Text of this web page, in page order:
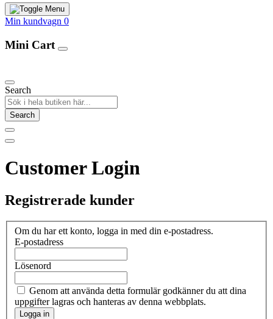
Min kundvagn 0
Mini Cart
Search
Search
Customer Login
Registrerade kunder
Om du har ett konto, logga in med din e-postadress.
E-postadress
Lösenord
Genom att använda detta formulär godkänner du att dina
uppgifter lagras och hanteras av denna webbplats.
Logga in